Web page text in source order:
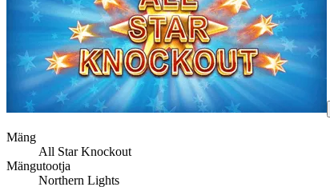
Mäng
All Star Knockout
Mängutootja
Northern Lights